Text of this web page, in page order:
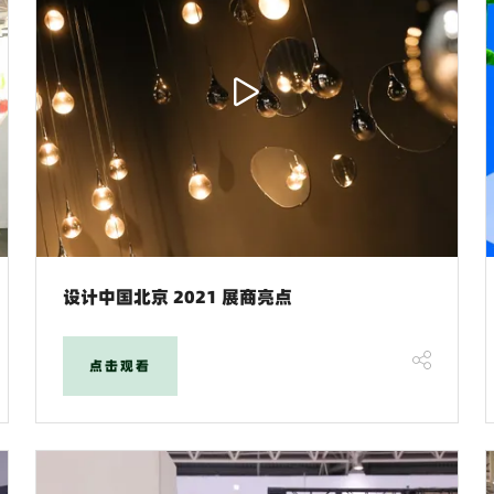
设计中国北京 2021 展商亮点
点击观看